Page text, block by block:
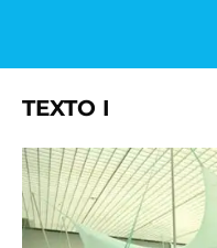
TEXTO I